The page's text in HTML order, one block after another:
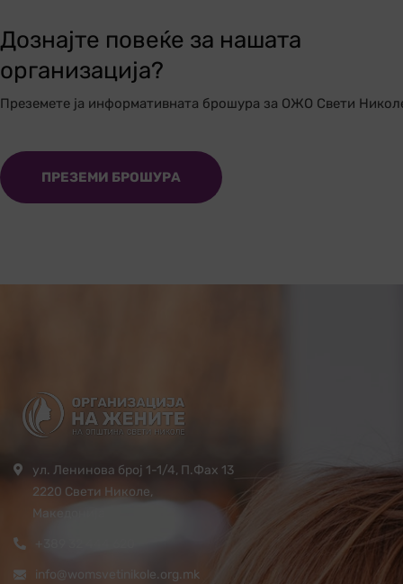
Дознајте повеќе за нашата
организација?
Преземете ја информативната брошура за ОЖО Свети
ПРЕЗЕМИ БРОШУРА
ул. Ленинова број 1-1/4, П.Фах 13
2220 Свети Николе,
Македонија
info@womsvetinikole.org.mk